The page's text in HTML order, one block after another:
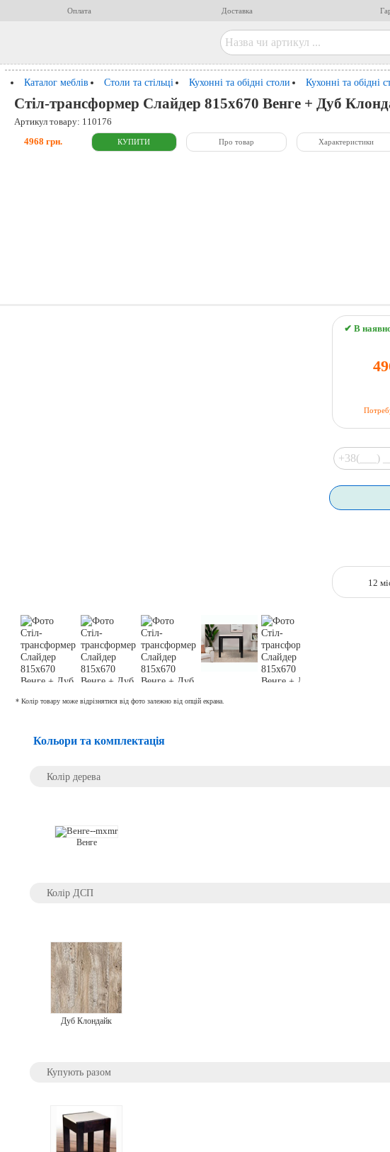
Оплата Доставка
Каталог меблів Столи та стільці Кухонні та обідні столи Кухонні та обідні
Стіл-трансформер Слайдер 815x670 Венге + Дуб
Артикул товару: 110176
4968 грн. Про товар Характеристики
* Колір товару може відрізнятися від фото залежно від опцій екрана.
✔ В
12
Кольори та комплектація
Колір дерева
Венге
Колір ДСП
Дуб Клондайк
Купують разом